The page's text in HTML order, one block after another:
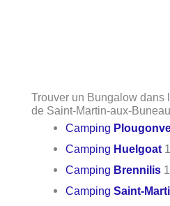
Trouver un Bungalow dans
de Saint-Martin-aux-
Camping
Camping Huelgoat
Camping Brennilis
CampingSaint-